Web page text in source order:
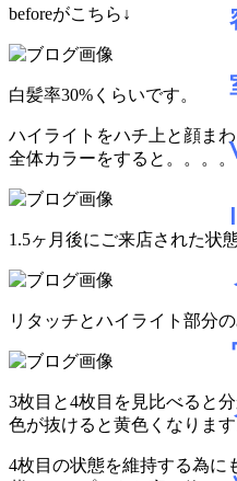
beforeがこちら↓
白髪率30%くらいです。
ハイライトをハチ上と顔ま
全体カラーをすると。。。。
1.5ヶ月後にご来店された状
リタッチとハイライト部分
3枚目と4枚目を見比べると
色が抜けると黄色くなります
4枚目の状態を維持する為に